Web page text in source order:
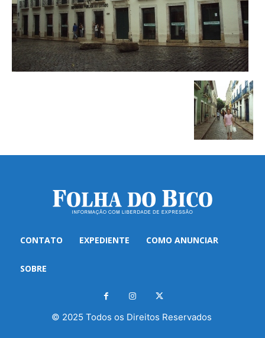
CONTATO EXPEDIENTE COMO ANUNCIAR
SOBRE
© 2025 Todos os Direitos Reservados